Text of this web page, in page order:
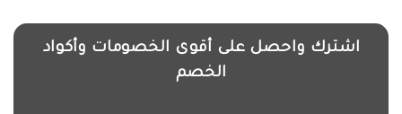
اشترك واحصل على أقوى الخصومات وأكواد
الخصم